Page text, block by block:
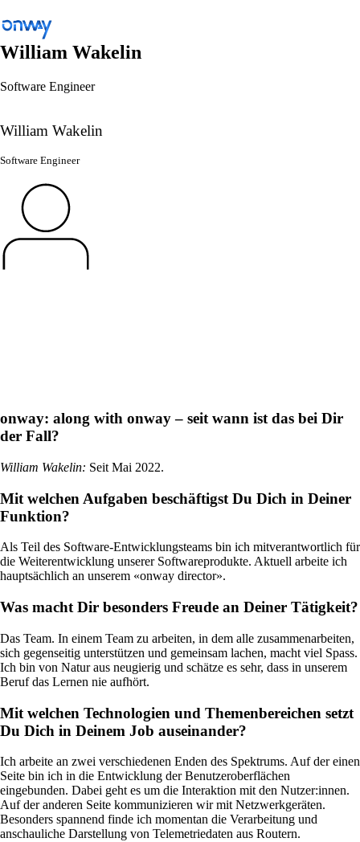
Standorte und Dinge verbinden
Öffentlicher Verkehr
WLAN
Netzwerke
sicheren und stabilen Verbindungen – für
Geräte im Netzwerk
Individuelle und sichere Netzwerkzugriffe
nach Ihren Bedürfnissen.
Internet of Things
Das Internet der Dinge erobert die digitale
Welt – unsere Softwares ermöglichen Ihnen
unterschiedlichster Geräte.
William Wakelin
Software Engineer
William Wakelin
Software Engineer
onway: along with onway – seit wann ist das bei Dir
der Fall?
William Wakelin: Seit Mai 2022.
Mit welchen Aufgaben beschäftigst Du Dich in Deiner
Funktion?
Als Teil des Software-Entwicklungsteams bin ich mitverantwortlich für
die Weiterentwicklung unserer Softwareprodukte. Aktuell arbeite ich
hauptsächlich an unserem «onway director».
Was macht Dir besonders Freude an Deiner Tätigkeit?
Das Team. In einem Team zu arbeiten, in dem alle zusammenarbeiten,
sich gegenseitig unterstützen und gemeinsam lachen, macht viel Spass.
Ich bin von Natur aus neugierig und schätze es sehr, dass in unserem
Beruf das Lernen nie aufhört.
Mit welchen Technologien und Themenbereichen setzt
Du Dich in Deinem Job auseinander?
Ich arbeite an zwei verschiedenen Enden des Spektrums. Auf der einen
Seite bin ich in die Entwicklung der Benutzeroberflächen
eingebunden. Dabei geht es um die Interaktion mit den Nutzer:innen.
Auf der anderen Seite kommunizieren wir mit Netzwerkgeräten.
Besonders spannend finde ich momentan die Verarbeitung und
anschauliche Darstellung von Telemetriedaten aus Routern.